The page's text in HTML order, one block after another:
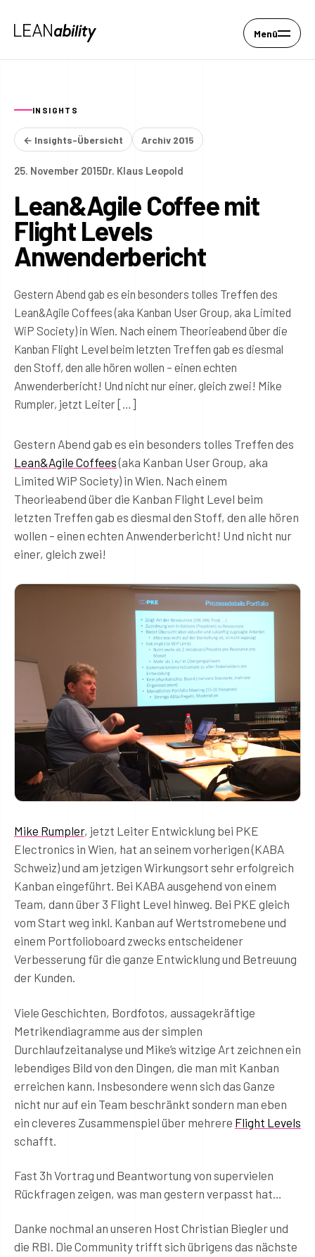
Menü
INSIGHTS
← Insights-Übersicht Archiv 2015
25. November 2015Dr. Klaus Leopold
Lean&Agile Coffee mit
Flight Levels
Anwenderbericht
Gestern Abend gab es ein besonders tolles Treffen des
Lean&Agile Coffees (aka Kanban User Group, aka Limited
WiP Society) in Wien. Nach einem Theorieabend über die
Kanban Flight Level beim letzten Treffen gab es diesmal
den Stoff, den alle hören wollen – einen echten
Anwenderbericht! Und nicht nur einer, gleich zwei! Mike
Rumpler, jetzt Leiter […]
Gestern Abend gab es ein besonders tolles Treffen des
Lean&Agile Coffees(aka Kanban User Group, aka
Limited WiP Society) in Wien. Nach einem
Theorieabend über die Kanban Flight Level beim
letzten Treffen gab es diesmal den Stoff, den alle hören
wollen – einen echten Anwenderbericht! Und nicht nur
einer, gleich zwei!
Mike Rumpler, jetzt Leiter Entwicklung bei PKE
Electronics in Wien, hat an seinem vorherigen (KABA
Schweiz) und am jetzigen Wirkungsort sehr erfolgreich
Kanban eingeführt. Bei KABA ausgehend von einem
Team, dann über 3 Flight Level hinweg. Bei PKE gleich
vom Start weg inkl. Kanban auf Wertstromebene und
einem Portfolioboard zwecks entscheidener
Verbesserung für die ganze Entwicklung und Betreuung
der Kunden.
Viele Geschichten, Bordfotos, aussagekräftige
Metrikendiagramme aus der simplen
Durchlaufzeitanalyse und Mike’s witzige Art zeichnen ein
lebendiges Bild von den Dingen, die man mit Kanban
erreichen kann. Insbesondere wenn sich das Ganze
nicht nur auf ein Team beschränkt sondern man eben
ein cleveres Zusammenspiel über mehrere Flight Levels
schafft.
Fast 3h Vortrag und Beantwortung von supervielen
Rückfragen zeigen, was man gestern verpasst hat…
Danke nochmal an unseren Host Christian Biegler und
die RBI. Die Community trifft sich übrigens das nächste